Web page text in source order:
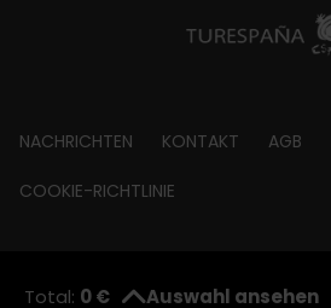
Total: 0 € Auswahl ansehen
Footer
about
NACHRICHTEN KONTAKT AGB
COOKIE-RICHTLINIE